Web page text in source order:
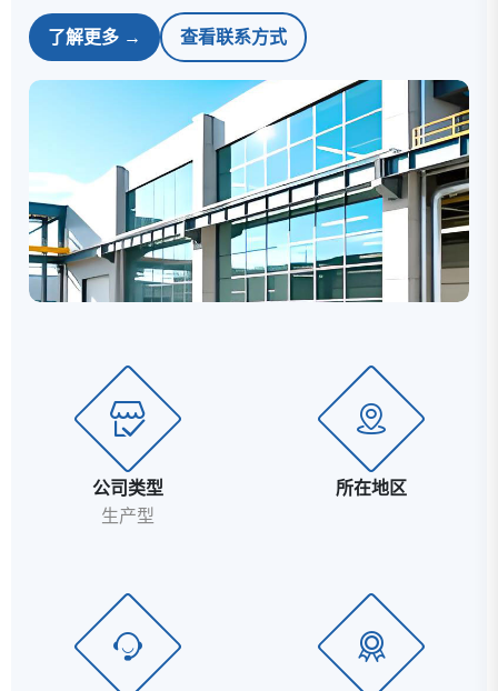
了解更多 →
查看联系方式
公司类型
生产型
所在地区